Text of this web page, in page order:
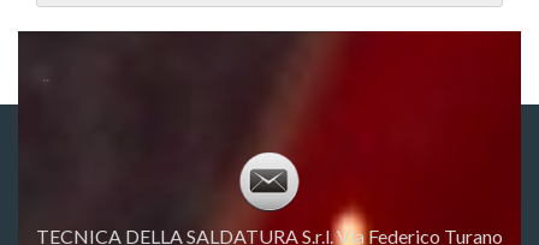
..
TECNICA DELLA SALDATURA S.r.l. Via Federico Turano